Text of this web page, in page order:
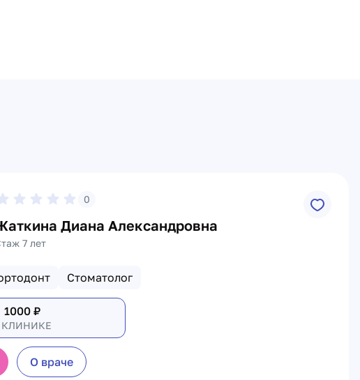
0
Диана Александровна
7 лет
Стоматолог
1000₽
КЛИНИКЕ
О враче